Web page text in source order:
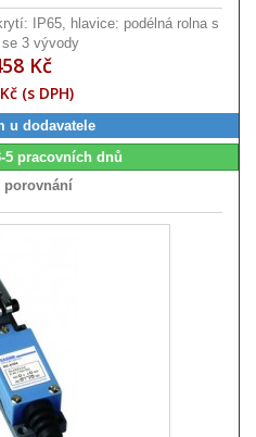
IP65, hlavice: podélná rolna s
3 vývody
Kč
(s DPH)
u dodavatele
5 pracovních dnů
porovnání